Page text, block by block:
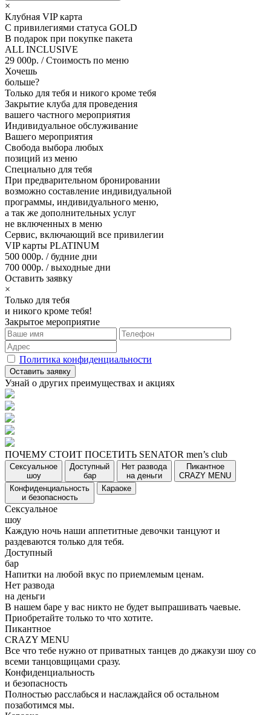
×
Клубная VIP карта
С привилегиями статуса GOLD
В подарок при покупке пакета
ALL INCLUSIVE
29 000р. / Стоимость по меню
Хочешь
больше?
Только для тебя и никого кроме тебя
Закрытие клуба для проведения
вашего частного мероприятия
Индивидуальное обслуживание
Вашего мероприятия
Свобода выбора любых
позиций из меню
Специально для тебя
При предварительном бронировании
возможно составление индивидуальной
программы, индивидуального меню,
а так же дополнительных услуг
не включенных в меню
Сервис, включающий все привилегии
VIP карты PLATINUM
500 000р. / будние дни
700 000р. / выходные дни
Оставить заявку
×
Только для тебя
и никого кроме тебя!
Закрытое мероприятие
Политика конфиденциальности
Узнай о других преимуществах и акциях
ПОЧЕМУ СТОИТ ПОСЕТИТЬ SENATOR men’s club
Сексуальное
шоу
Доступный
бар
Нет развода
на деньги
Пикантное
CRAZY MENU
Конфиденциальность
и безопасность
Караоке
Сексуальное
шоу
Каждую ночь наши аппетитные девочки танцуют и
раздеваются только для тебя.
Доступный
бар
Напитки на любой вкус по приемлемым ценам.
Нет развода
на деньги
В нашем баре у вас никто не будет выпрашивать чаевые.
Приобретайте только то что хотите.
Пикантное
CRAZY MENU
Все что тебе нужно от приватных танцев до джакузи шоу со
всеми танцовщицами сразу.
Конфиденциальность
и безопасность
Полностью расслабься и наслаждайся об остальном
позаботимся мы.